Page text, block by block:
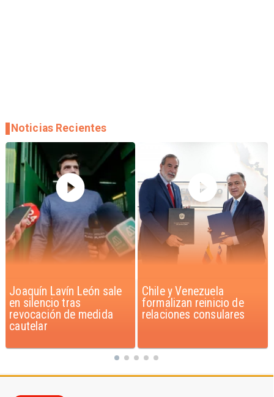
Chile y Venezuela
formalizan reinicio de
relaciones consulares
Feriantes rechazan
dichos de Camila Flores
sobre Fabiola Campillai
Noticias Recientes